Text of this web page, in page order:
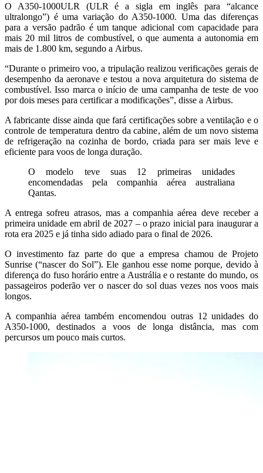
O A350-1000ULR (ULR é a sigla em inglês para “alcance
ultralongo”) é uma variação do A350-1000. Uma das diferenças
para a versão padrão é um tanque adicional com capacidade para
mais 20 mil litros de combustível, o que aumenta a autonomia em
mais de 1.800 km, segundo a Airbus.
“Durante o primeiro voo, a tripulação realizou verificações gerais de
desempenho da aeronave e testou a nova arquitetura do sistema de
combustível. Isso marca o início de uma campanha de teste de voo
por dois meses para certificar a modificações”, disse a Airbus.
A fabricante disse ainda que fará certificações sobre a ventilação e o
controle de temperatura dentro da cabine, além de um novo sistema
de refrigeração na cozinha de bordo, criada para ser mais leve e
eficiente para voos de longa duração.
O modelo teve suas 12 primeiras unidades
encomendadas pela companhia aérea australiana
Qantas.
A entrega sofreu atrasos, mas a companhia aérea deve receber a
primeira unidade em abril de 2027 – o prazo inicial para inaugurar a
rota era 2025 e já tinha sido adiado para o final de 2026.
O investimento faz parte do que a empresa chamou de Projeto
Sunrise (“nascer do Sol”). Ele ganhou esse nome porque, devido à
diferença do fuso horário entre a Austrália e o restante do mundo, os
passageiros poderão ver o nascer do sol duas vezes nos voos mais
longos.
A companhia aérea também encomendou outras 12 unidades do
A350-1000, destinados a voos de longa distância, mas com
percursos um pouco mais curtos.